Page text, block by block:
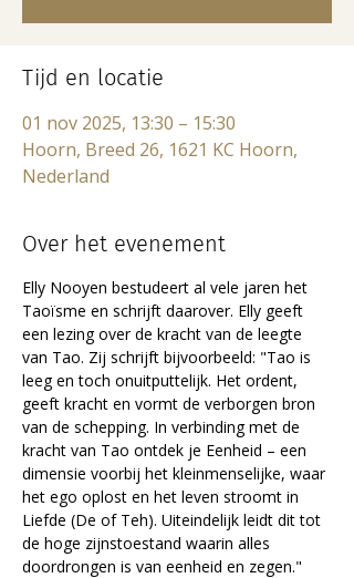
Tijd en locatie
01 nov 2025, 13:30 – 15:30
Hoorn, Breed 26, 1621 KC Hoorn,
Nederland
Over het evenement
Elly Nooyen bestudeert al vele jaren het
Taoïsme en schrijft daarover. Elly geeft
een lezing over de kracht van de leegte
van Tao. Zij schrijft bijvoorbeeld: "Tao is
leeg en toch onuitputtelijk. Het ordent,
geeft kracht en vormt de verborgen bron
van de schepping. In verbinding met de
kracht van Tao ontdek je Eenheid – een
dimensie voorbij het kleinmenselijke, waar
het ego oplost en het leven stroomt in
Liefde (De of Teh). Uiteindelijk leidt dit tot
de hoge zijnstoestand waarin alles
doordrongen is van eenheid en zegen."